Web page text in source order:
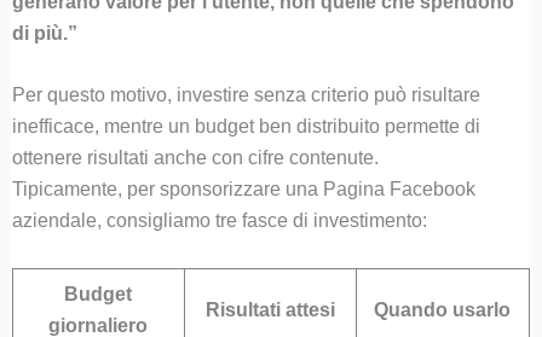
di più.”
Per questo motivo, investire senza criterio può risultare
inefficace, mentre un budget ben distribuito permette di
ottenere risultati anche con cifre contenute.
Tipicamente, per sponsorizzare una Pagina Facebook
aziendale, consigliamo tre fasce di investimento:
Budget
giornaliero
Risultati attesi Quando usarlo